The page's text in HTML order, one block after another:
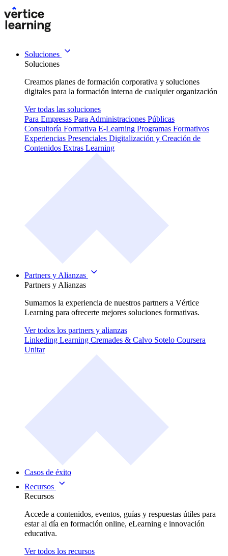
Soluciones
Soluciones
Creamos planes de formación corporativa y soluciones
digitales para la formación interna de cualquier organización
Ver todas las soluciones
Para Empresas Para Administraciones Públicas
Consultoría Formativa E-Learning Programas Formativos
Experiencias Presenciales Digitalización y Creación de
Contenidos Extras Learning
Partners y Alianzas
Partners y Alianzas
Sumamos la experiencia de nuestros partners a Vértice
Learning para ofrecerte mejores soluciones formativas.
Ver todos los partners y alianzas
Linkeding Learning Cremades & Calvo Sotelo Coursera
Unitar
Casos de éxito
Recursos
Recursos
Accede a contenidos, eventos, guías y respuestas útiles para
estar al día en formación online, eLearning e innovación
educativa.
Ver todos los recursos